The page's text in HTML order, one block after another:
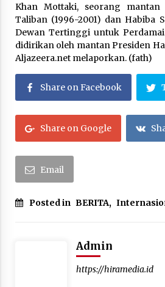
Khan Mottaki, seorang
Taliban (1996-2001) dan Habiba
Dewan Tertinggi untuk
didirikan oleh mantan Presiden
Aljazeera.net melaporkan. (fath)
Share on Facebook
Share on Google
Email
Posted in BERITA,
Admin
https://hiramedia.id